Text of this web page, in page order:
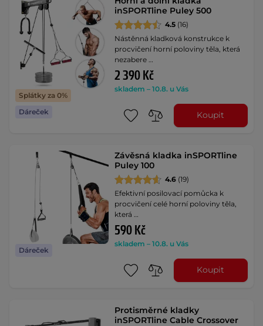
Splátky za 0%
Dáreček
inSPORTline Puley 500
4.5 (16)
Nástěnná kladková konstrukce k
procvičení horní poloviny těla, která
nezabere …
2 390 Kč
skladem – 10.8. u Vás
Koupit
Dáreček
Závěsná kladka inSPORTline
Puley 100
4.6 (19)
Efektivní posilovací pomůcka k
procvičení celé horní poloviny těla,
která …
590 Kč
skladem – 10.8. u Vás
Koupit
Protisměrné kladky
inSPORTline Cable Crossover